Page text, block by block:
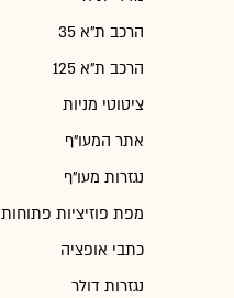
הרכב ת"א 35
הרכב ת"א 125
ציטוטי מניות
אתר המעו"ף
נגזרות מעו"ף
מפת פוזיציות פתוחות
כתבי אופציה
נגזרות דולר